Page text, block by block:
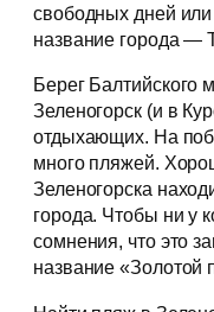
свободных дней
название города —
Берег Балтийского
Зеленогорск (и в
отдыхающих. На
много пляжей.
Зеленогорска
города. Чтобы ни у
сомнения, что это
название «Золотой